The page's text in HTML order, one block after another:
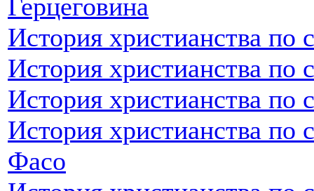
Герцеговина
История христианства по
История христианства по
История христианства по
История христианства по
Фасо